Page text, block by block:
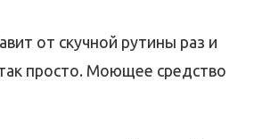
от скучной рутины раз и
просто. Моющее средство